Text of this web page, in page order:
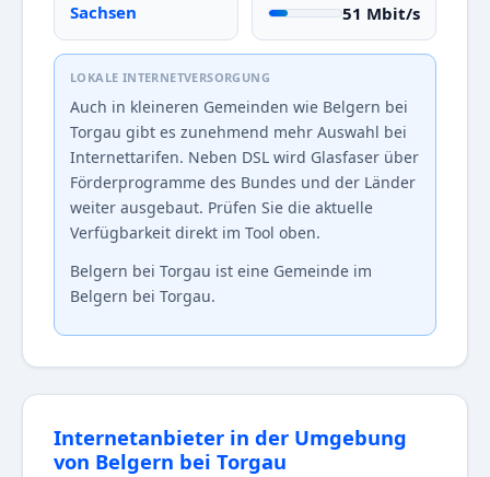
Sachsen 51 Mbit/s
LOKALE INTERNETVERSORGUNG
Auch in kleineren Gemeinden wie Belgern bei
Torgau gibt es zunehmend mehr Auswahl bei
Internettarifen. Neben DSL wird Glasfaser über
Förderprogramme des Bundes und der Länder
weiter ausgebaut. Prüfen Sie die aktuelle
Verfügbarkeit direkt im Tool oben.
Belgern bei Torgau ist eine Gemeinde im
Belgern bei Torgau.
Internetanbieter in der Umgebung
von Belgern bei Torgau